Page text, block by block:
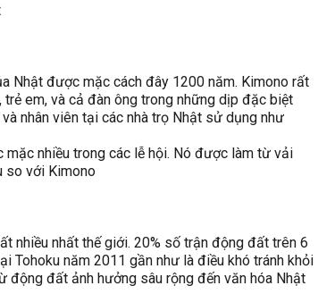
Nhật được mặc cách đây 1200 năm. Kimono rất
em, và cả đàn ông trong những dịp đặc biệt
nhân viên tại các nhà trọ Nhật sử dụng như
mặc nhiều trong các lễ hội. Nó được làm từ vải
so với Kimono
nhiều nhất thế giới. 20% số trận động đất trên 6
Tohoku năm 2011 gần như là điều khó tránh khỏi
đất ảnh hưởng sâu rộng đến văn hóa Nhật